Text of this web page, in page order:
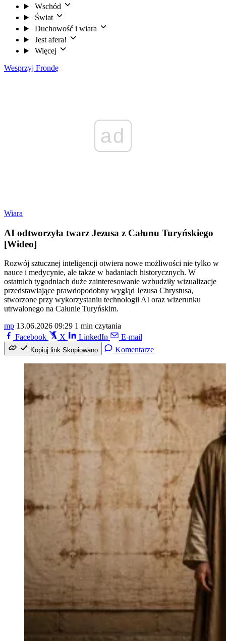
Wschód
Świat
Duchowość i wiara
Jest afera!
Więcej
Wesprzyj Frondę
ad
Wiara
AI odtworzyła twarz Jezusa z Całunu Turyńskiego
[Wideo]
Rozwój sztucznej inteligencji otwiera nowe możliwości nie tylko w
nauce i medycynie, ale także w badaniach historycznych. W
ostatnich tygodniach duże zainteresowanie wzbudziły wizualizacje
przedstawiające prawdopodobny wygląd Jezusa Chrystusa,
stworzone przy wykorzystaniu technologii AI oraz wizerunku
utrwalonego na Całunie Turyńskim.
mp 13.06.2026 09:29 1 min czytania
Facebook
X LinkedIn E-mail
Kopiuj link Skopiowano Komentarze